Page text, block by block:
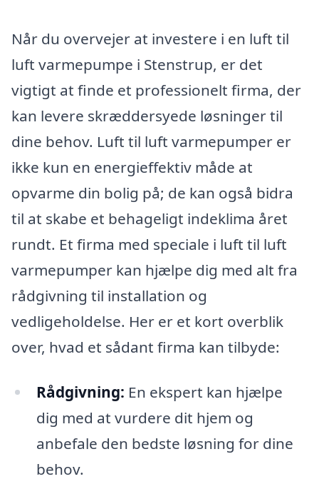
Når du overvejer at investere i en luft til
luft varmepumpe i Stenstrup, er det
vigtigt at finde et professionelt firma, der
kan levere skræddersyede løsninger til
dine behov. Luft til luft varmepumper er
ikke kun en energieffektiv måde at
opvarme din bolig på; de kan også bidra
til at skabe et behageligt indeklima året
rundt. Et firma med speciale i luft til luft
varmepumper kan hjælpe dig med alt fra
rådgivning til installation og
vedligeholdelse. Her er et kort overblik
over, hvad et sådant firma kan tilbyde:
Rådgivning: En ekspert kan hjælpe
dig med at vurdere dit hjem og
anbefale den bedste løsning for dine
behov.